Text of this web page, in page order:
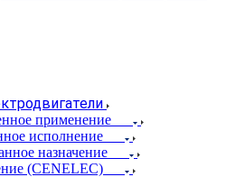
применение
исполнение
назначение
(CENELEC)